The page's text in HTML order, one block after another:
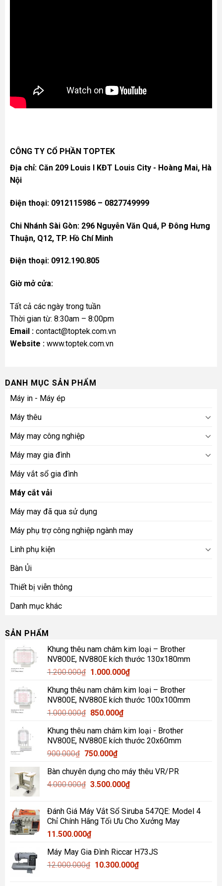
CÔNG TY CỔ PHẦN TOPTEK
Địa chỉ: Căn 209 Louis I KĐT Louis City - Hoàng Mai, Hà
Nội
Điện thoại: 0912115986 – 0827749999
Chi Nhánh Sài Gòn: 296 Nguyễn Văn Quá, P Đông Hưng
Thuận, Q12, TP. Hồ Chí Minh
Điện thoại: 0912.190.805
Giờ mở cửa:
Tất cả các ngày trong tuần
Thời gian từ: 8:30am – 8:00pm
Email : contact@toptek.com.vn
Website : www.toptek.com.vn
DANH MỤC SẢN PHẨM
Máy in - Máy ép
Máy thêu
Máy may công nghiệp
Máy may gia đình
Máy vắt sổ gia đình
Máy cắt vải
Máy may đã qua sử dụng
Máy phụ trợ công nghiệp ngành may
Linh phụ kiện
Bàn Ủi
Thiết bị viễn thông
Danh mục khác
SẢN PHẨM
Khung thêu nam châm kim loại – Brother
NV800E, NV880E kích thước 130x180mm
1.200.000₫ Giá
là:
1.200.000₫.
1.000.000₫Giá
tại
là:
Khung thêu nam châm kim loại – Brother
NV800E, NV880E kích thước 100x100mm
1.000.000₫ Giá
là:
1.000.000₫.
850.000₫Giá
tại
là:
Khung thêu nam châm kim loại - Brother
NV800E, NV880E kích thước 20x60mm
900.000₫ Giá
là:
900.000₫.
750.000₫Giá
tại
là:
Bàn chuyên dụng cho máy thêu VR/PR
4.000.000₫ Giá
4.000.000₫.
3.500.000₫Giá
là:
3.500.000₫.
Đánh Giá Máy Vắt Sổ Siruba 547QE: Model 4
Chỉ Chính Hãng Tối Ưu Cho Xưởng May
11.500.000₫
Máy May Gia Đình Riccar H73JS
12.000.000₫ Giá
10.300.000₫Giá